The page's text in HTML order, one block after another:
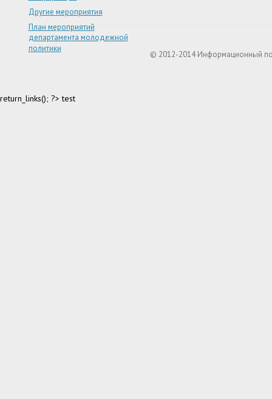
Другие мероприятия
План мероприятий
департамента молодежной
политики
© 2012-2014 Информационный
return_links(); ?>test